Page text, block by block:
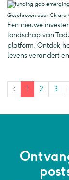
Geschreven door
Een nieuwe
landschap van
platform. Ontdek
levens verandert
< 1 2 3